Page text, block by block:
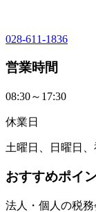
028-611-1836
営業時間
08:30～17:30
休業日
土曜日、日曜日、
おすすめポイ
法人・個人の税